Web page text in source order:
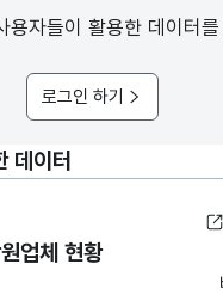
용자들이 활용한 데이터
로그인 하기
데이터
업체 현황